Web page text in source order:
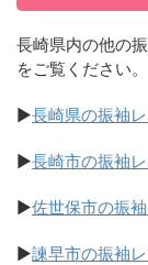
長崎県内の他の
をご覧ください。
▶長崎県の振袖
▶長崎市の振袖
▶佐世保市の振
▶諫早市の振袖